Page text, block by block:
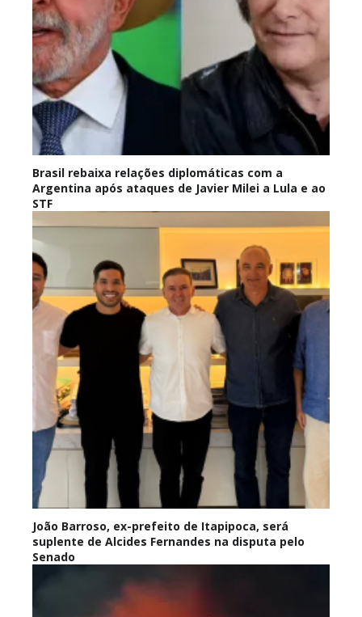
Brasil rebaixa relações diplomáticas com a
Argentina após ataques de Javier Milei a Lula e ao
STF
João Barroso, ex-prefeito de Itapipoca, será
suplente de Alcides Fernandes na disputa pelo
Senado